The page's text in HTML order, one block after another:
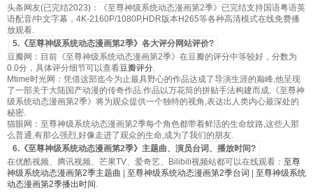
头条网友(已完结2023)：《至尊神级系统动态漫画第2季》已完结支持国语粤语英
语配音/中文字幕，4K-2160P/1080P,HDR版本H265等各种高清模式在线免费播
放观看.
5.《至尊神级系统动态漫画第2季》各大评分网站评价?
豆瓣网：目前《至尊神级系统动态漫画第2季》在豆瓣的评分中等较好，分数为
0.0分，具体评分细节可以查看豆瓣评分.
Mtime时光网：凭借这部迄今为止最具野心的作品达成了导演生涯的巅峰,他呈现
了一部关于大陆国产动漫的传奇作品.作品以万花筒的拼贴手法构建而成,《至尊神
级系统动态漫画第2季》将为观众提供一个独特的视角,表达出人类内心最深处的
秘密.
猫眼网：至尊神级系统动态漫画第2季每个角色都带着鲜活的生命纹路,这些人那
么普通,有那么强烈,好像走进了观众的生命,成为了我们的朋友.
6.《至尊神级系统动态漫画第2季》主题曲、演员台词、播放时间?
在优酷视频、腾讯视频、芒果TV、爱奇艺、Bilibili视频站都可以在线观看： 至尊
神级系统动态漫画第2季主题曲
至尊神级系统动态漫画第2季台词
至尊神级系统
动态漫画第2季播出时间 .